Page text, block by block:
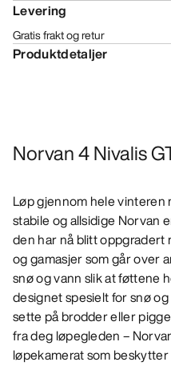
Levering
Gratis frakt og retur
Produktdetaljer
Norvan 4 Nivalis
Løp gjennom hele vinteren
stabile og allsidige Norvan
den har nå blitt oppgradert
og gamasjer som går over
snø og vann slik at føttene
designet spesielt for snø
sette på brodder eller
fra deg løpegleden –
løpekamerat som